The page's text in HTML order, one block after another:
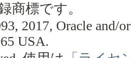
商標です。
2017, Oracle and/
USA.